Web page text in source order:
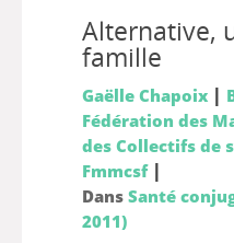
Alternative,
famille
Gaëlle Chapoix |
Fédération des
des Collectifs de
Fmmcsf|
Dans Santé
2011)